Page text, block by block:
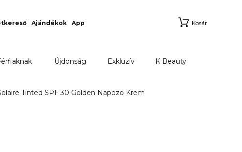
Ajándékok App Kosár
Újdonság Exkluzív K Beauty
Tinted SPF 30 Golden Napozo Krem